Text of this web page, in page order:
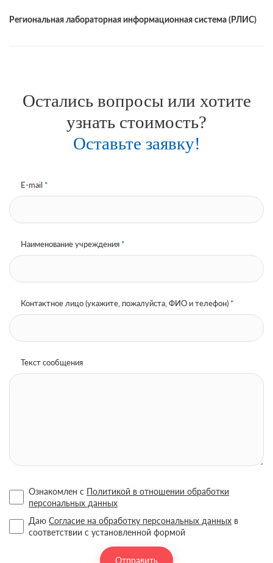
Региональная лабораторная информационная система (РЛИС)
Остались вопросы или хотите
узнать стоимость?
Оставьте заявку!
E-mail *
Наименование учреждения *
Контактное лицо (укажите, пожалуйста, ФИО и телефон) *
Текст сообщения
Ознакомлен с Политикой в отношении обработки
персональных данных
Даю Согласие на обработку персональных данных в
соответствии с установленной формой